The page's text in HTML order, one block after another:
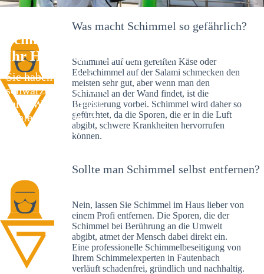
Schimmelexperte in Fautenbach –
Ihr Helfer an Ort und Stelle
Sie haben kürzlich
schwarze Flecken an
Ihrer Wand entdeckt?
Schlechte Nachrichten:
Sie haben einen
Was macht Schimmel so gefährlich?
Schimmel auf dem gereiften Käse oder
Edelschimmel auf der Salami schmecken den
meisten sehr gut, aber wenn man den
Schimmel an der Wand findet, ist die
Begeisterung vorbei. Schimmel wird daher so
gefürchtet, da die Sporen, die er in die Luft
abgibt, schwere Krankheiten hervorrufen
können.
Sollte man Schimmel selbst entfernen?
Nein, lassen Sie Schimmel im Haus lieber von
einem Profi entfernen. Die Sporen, die der
Schimmel bei Berührung an die Umwelt
abgibt, atmet der Mensch dabei direkt ein.
Eine professionelle Schimmelbeseitigung von
Ihrem Schimmelexperten in Fautenbach
verläuft schadenfrei, gründlich und nachhaltig.